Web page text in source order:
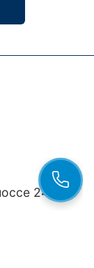
24/36